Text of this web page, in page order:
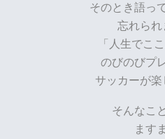
そのとき語っ
忘れられ
「人生でこ
のびのびプ
サッカーが楽
そんなこ
ます